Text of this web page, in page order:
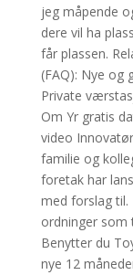
jeg måpende
dere vil ha
får plassen.
(FAQ): Nye og
Private
Om Yr gratis
video
familie og
foretak har
med forslag til.
ordninger som
Benytter du
nye 12